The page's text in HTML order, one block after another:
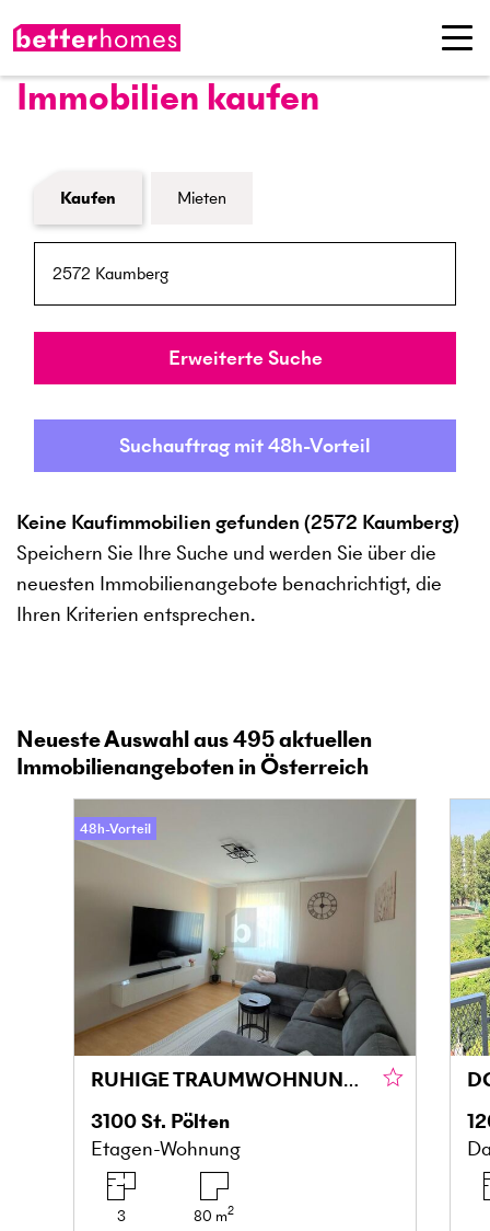
Immobilien kaufen
Formular Immobiliensuche
Kaufen Mieten
PLZ / Ort
Umkreis
Erweiterte Suche
Suchauftrag mit 48h-Vorteil
Keine Kaufimmobilien gefunden (2572 Kaumberg)
Speichern Sie Ihre Suche und werden Sie über die
neuesten Immobilienangebote benachrichtigt, die
Ihren Kriterien entsprechen.
Neueste Auswahl aus495aktuellen
Immobilienangeboten in Österreich
48h-Vorteil
RUHIGE TRAUMWOHNUNG IN ATTRAKTIVER ZENTRUMSNÄHE
3100St. Pölten
Etagen-Wohnung
3 80 m2